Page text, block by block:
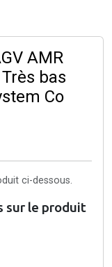
AMR
bas
Co
ci-dessous.
sur le produit